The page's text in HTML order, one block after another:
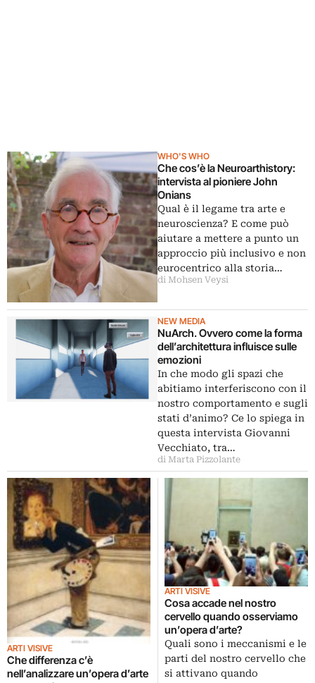
WHO'S WHO
Che cos’è la Neuroarthistory:
intervista al pioniere John
Onians
Qual è il legame tra arte e
neuroscienza? E come può
aiutare a mettere a punto un
approccio più inclusivo e non
eurocentrico alla storia…
di Mohsen Veysi
NEW MEDIA
NuArch. Ovvero come la forma
dell’architettura influisce sulle
emozioni
In che modo gli spazi che
abitiamo interferiscono con il
nostro comportamento e sugli
stati d’animo? Ce lo spiega in
questa intervista Giovanni
Vecchiato, tra…
di Marta Pizzolante
ARTI VISIVE
Che differenza c’è
nell’analizzare un’opera d’arte
ARTI VISIVE
Cosa accade nel nostro
cervello quando osserviamo
un’opera d’arte?
Quali sono i meccanismi e le
parti del nostro cervello che
si attivano quando